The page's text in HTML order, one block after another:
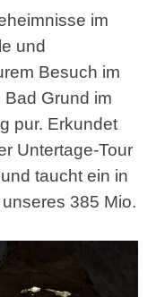
im
und
Besuch im
Grund im
pur. Erkundet
Untertage-Tour
taucht ein in
385 Mio.